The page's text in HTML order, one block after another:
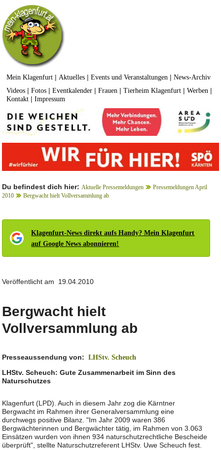
Mein Klagenfurt | Aktuelles |Events und Veranstaltungen |News-Archiv
Videos |Fotos |Eventkalender |Frauen |Tierheim Klagenfurt |Werben |
Kontakt |Impressum
Du befindest dich hier: Aktuelle Pressemeldungen
Pressemeldungen April
2010
Bergwacht hielt Vollversammlung ab
Klagenfurt-News direkt aufs Handy? Mein Klagenfurt
auf Google News abonnieren!
Veröffentlicht am 19.04.2010
Bergwacht hielt
Vollversammlung ab
Presseaussendung von:LHStv. Scheuch
LHStv. Scheuch: Gute Zusammenarbeit im Sinn des
Naturschutzes
Klagenfurt (LPD). Auch in diesem Jahr zog die Kärntner
Bergwacht im Rahmen ihrer Generalversammlung eine
durchwegs positive Bilanz. "Im Jahr 2009 waren 386
Bergwächterinnen und Bergwächter tätig, im Rahmen von 3.063
Einsätzen wurden von ihnen 934 naturschutzrechtliche Bescheide
überprüft", stellte Naturschutzreferent LHStv. Uwe Scheuch fest.